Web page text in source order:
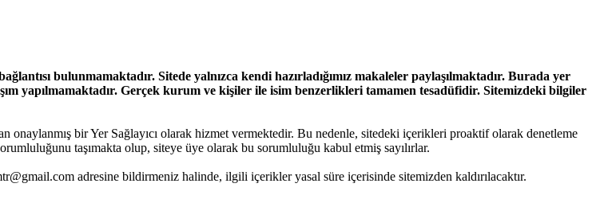
bulunmamaktadır. Sitede yalnızca kendi hazırladığımız makaleler paylaşılmaktadır. Burada yer
yapılmamaktadır. Gerçek kurum ve kişiler ile isim benzerlikleri tamamen tesadüfidir. Sitemizdeki bilgiler
bir Yer Sağlayıcı olarak hizmet vermektedir. Bu nedenle, sitedeki içerikleri proaktif olarak denetleme
taşımakta olup, siteye üye olarak bu sorumluluğu kabul etmiş sayılırlar.
adresine bildirmeniz halinde, ilgili içerikler yasal süre içerisinde sitemizden kaldırılacaktır.